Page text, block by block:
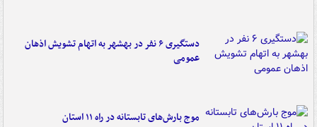
دستگیری ۶ نفر در بهشهر به اتهام تشویش اذهان
عمومی
موج بارش‌های تابستانه در راه ۱۱ استان